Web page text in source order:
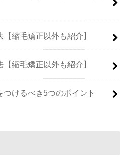
縮毛矯正以外も紹介】
縮毛矯正以外も紹介】
けるべき5つのポイント